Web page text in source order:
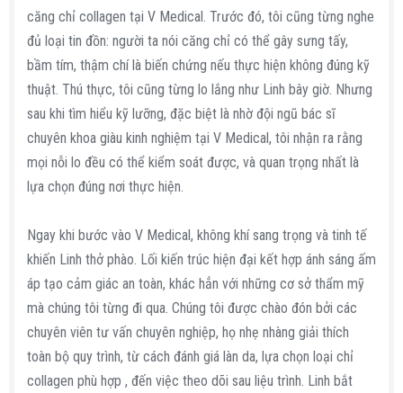
căng chỉ collagen tại V Medical. Trước đó, tôi cũng từng nghe
đủ loại tin đồn: người ta nói căng chỉ có thể gây sưng tấy,
bầm tím, thậm chí là biến chứng nếu thực hiện không đúng kỹ
thuật. Thú thực, tôi cũng từng lo lắng như Linh bây giờ. Nhưng
sau khi tìm hiểu kỹ lưỡng, đặc biệt là nhờ đội ngũ bác sĩ
chuyên khoa giàu kinh nghiệm tại V Medical, tôi nhận ra rằng
mọi nỗi lo đều có thể kiểm soát được, và quan trọng nhất là
lựa chọn đúng nơi thực hiện.
Ngay khi bước vào V Medical, không khí sang trọng và tinh tế
khiến Linh thở phào. Lối kiến trúc hiện đại kết hợp ánh sáng ấm
áp tạo cảm giác an toàn, khác hẳn với những cơ sở thẩm mỹ
mà chúng tôi từng đi qua. Chúng tôi được chào đón bởi các
chuyên viên tư vấn chuyên nghiệp, họ nhẹ nhàng giải thích
toàn bộ quy trình, từ cách đánh giá làn da, lựa chọn loại chỉ
collagen phù hợp , đến việc theo dõi sau liệu trình. Linh bắt